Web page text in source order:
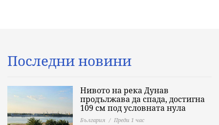
Последни новини
Нивото на река Дунав
продължава да спада, достигна
109 см под условната нула
България Преди 1 час